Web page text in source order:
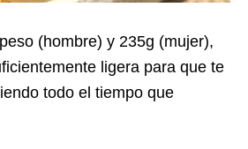
(hombre) y 235g (mujer),
ligera para que te
todo el tiempo que